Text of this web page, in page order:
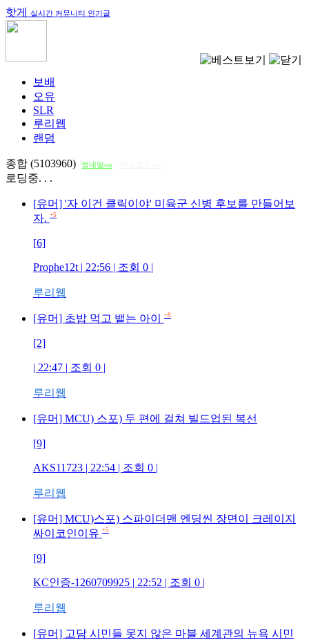
핫게 실시간 커뮤니티 인기글
보배
오유
SLR
루리웹
랜덤
종합 (5103960) 썸네일on
로딩중. . .
[유머] '자 이건 클릭이야' 미육군 신병 후보를 만들어보
자. +5
[6]
Prophe12t | 22:56 | 조회 0 |
루리웹
[유머] 초밥 먹고 뱉는 아이 +8
[2]
| 22:47 | 조회 0 |
루리웹
[유머] MCU) 스포) 두 편에 걸쳐 빌드업된 복선
[9]
AKS11723 | 22:54 | 조회 0 |
루리웹
[유머] MCU)스포) 스파이더맨 엔딩씬 장면이 크레이지
싸이코인이유 +5
[9]
KC인증-1260709925 | 22:52 | 조회 0 |
루리웹
[유머] 고담 시민들 못지 않은 마블 세계관의 뉴욕 시민